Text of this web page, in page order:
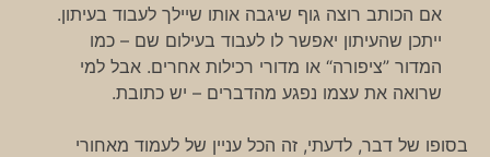
אם הכותב רוצה גוף שיגבה אותו שיילך לעבוד בעיתון.
ייתכן שהעיתון יאפשר לו לעבוד בעילום שם – כמו
המדור ”ציפורה“ או מדורי רכילות אחרים. אבל למי
שרואה את עצמו נפגע מהדברים – יש כתובת.
בסופו של דבר, לדעתי, זה הכל עניין של לעמוד מאחורי